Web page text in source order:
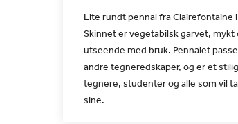
Lite rundt pennal fra Clairefontaine
Skinnet er vegetabilsk garvet,
utseende med bruk. Pennalet
andre tegneredskaper, og er et
tegnere, studenter og alle som vil
sine.